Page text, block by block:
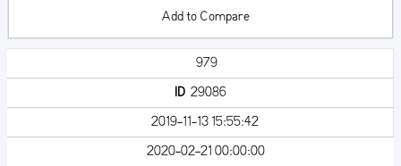
Add to Compare
979
ID29086
2019-11-13 15:55:42
2020-02-21 00:00:00